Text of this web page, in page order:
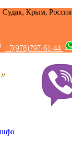
Судак, Крым, Россия
+7(978)797-61-44